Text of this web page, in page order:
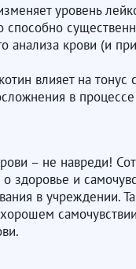
уровень
способно
анализа крови (и
влияет на тонус
в
– не навреди!
о здоровье и
в учреждении.